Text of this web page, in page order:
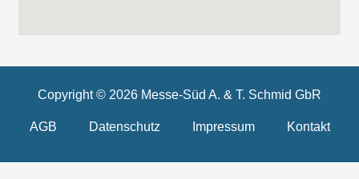
Copyright © 2026 Messe-Süd A. & T. Schmid GbR
AGB Datenschutz Impressum Kontakt